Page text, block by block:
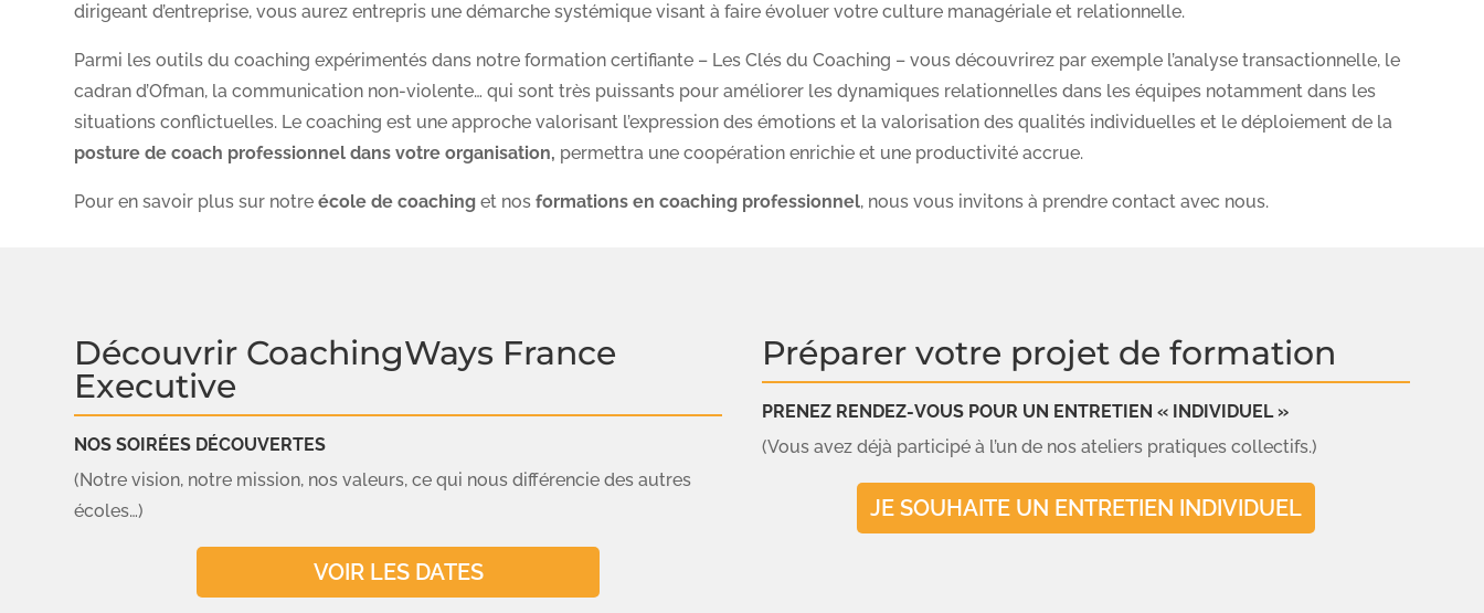
dirigeant d’entreprise, vous aurez entrepris une démarche systémique visant à faire évoluer votre culture managériale et relationnelle.
Parmi les outils du coaching expérimentés dans notre formation certifiante – Les Clés du Coaching – vous découvrirez par exemple l’analyse transactionnelle, le
cadran d’Ofman, la communication non-violente… qui sont très puissants pour améliorer les dynamiques relationnelles dans les équipes notamment dans les
situations conflictuelles. Le coaching est une approche valorisant l’expression des émotions et la valorisation des qualités individuelles et le déploiement de la
posture de coach professionnel dans votre organisation, permettra une coopération enrichie et une productivité accrue.
Pour en savoir plus sur notreécole de coachinget nosformations en coaching professionnel, nous vous invitons à prendre contact avec nous.
Découvrir CoachingWays France
Executive
NOS SOIRÉES DÉCOUVERTES
(Notre vision, notre mission, nos valeurs, ce qui nous différencie des autres
écoles…)
VOIR LES DATES
Préparer votre projet de formation
PRENEZ RENDEZ-VOUS POUR UN ENTRETIEN « INDIVIDUEL »
(Vous avez déjà participé à l’un de nos ateliers pratiques collectifs.)
JE SOUHAITE UN ENTRETIEN INDIVIDUEL